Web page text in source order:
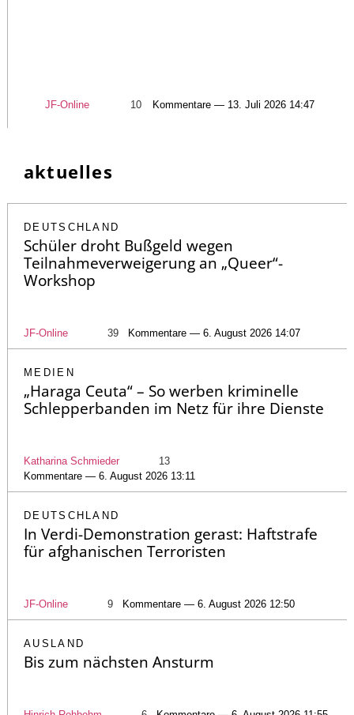
JF-Online 10 Kommentare — 13. Juli 2026 14:47
aktuelles
DEUTSCHLAND
Schüler droht Bußgeld wegen
Teilnahmeverweigerung an „Queer“-
Workshop
JF-Online 39 Kommentare — 6. August 2026 14:07
MEDIEN
„Haraga Ceuta“ – So werben kriminelle
Schlepperbanden im Netz für ihre Dienste
Katharina Schmieder
13
Kommentare — 6. August 2026 13:11
DEUTSCHLAND
In Verdi-Demonstration gerast: Haftstrafe
für afghanischen Terroristen
JF-Online 9 Kommentare — 6. August 2026 12:50
AUSLAND
Bis zum nächsten Ansturm